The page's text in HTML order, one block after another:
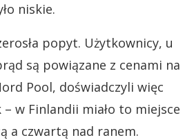
niskie.
popyt. Użytkownicy, u
są powiązane z cenami na
Pool, doświadczyli więc
w Finlandii miało to miejsce
a czwartą nad ranem.